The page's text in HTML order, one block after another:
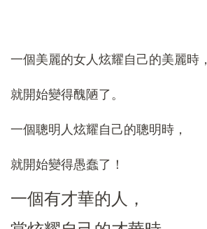
一個美麗的女人炫耀自己的美麗時，
就開始變得醜陋了。
一個聰明人炫耀自己的聰明時，
就開始變得愚蠢了！
一個有才華的人，